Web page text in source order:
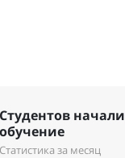
Студентов начали
обучение
Статистика за месяц